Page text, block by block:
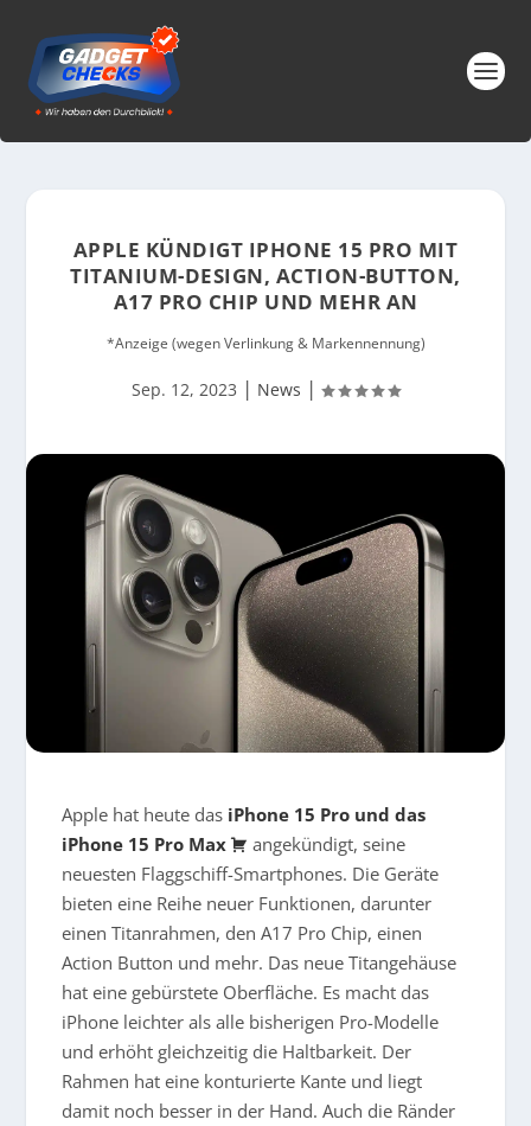
APPLE KÜNDIGT IPHONE 15 PRO MIT
TITANIUM-DESIGN, ACTION-BUTTON,
A17 PRO CHIP UND MEHR AN
*Anzeige (wegen Verlinkung & Markennennung)
Sep. 12, 2023 | News |
Apple hat heute das iPhone 15 Pro und das
iPhone 15 Pro Max
angekündigt, seine
neuesten Flaggschiff-Smartphones. Die Geräte
bieten eine Reihe neuer Funktionen, darunter
einen Titanrahmen, den A17 Pro Chip, einen
Action Button und mehr. Das neue Titangehäuse
hat eine gebürstete Oberfläche. Es macht das
iPhone leichter als alle bisherigen Pro-Modelle
und erhöht gleichzeitig die Haltbarkeit. Der
Rahmen hat eine konturierte Kante und liegt
damit noch besser in der Hand. Auch die Ränder